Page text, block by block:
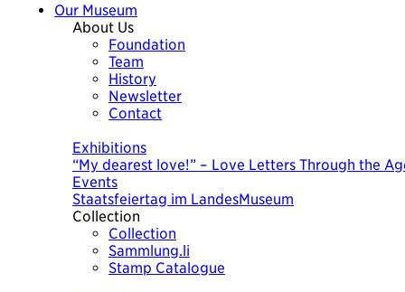
Our Museum
About Us
Foundation
Team
History
Newsletter
Contact
Exhibitions
“My dearest love!” – Love Letters Through the
Events
Staatsfeiertag im LandesMuseum
Collection
Collection
Sammlung.li
Stamp Catalogue